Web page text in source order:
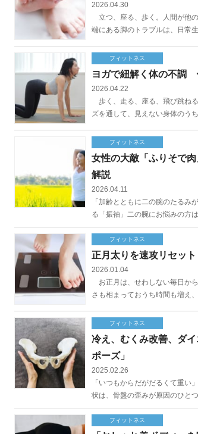
2026.04.30
立つ、座る、歩く。人間が他
端にある脚のトラブルは、日常
フィットネス
ヨガで紐解く体の不調
2026.04.22
歩く、走る、座る、飛び跳ね
ズを通して、見えない身体のう
フィットネス
女性の大敵「ふりそで
解説
2026.04.11
「加齢とともに二の腕のたるみ
る「振袖」二の腕にお悩みの方
フィットネス
正月太りを速攻リセッ
2026.01.04
お正月は、せわしない毎日か
さも相まっておうち時間も増え
フィットネス
冷え、むくみ改善、ダ
ポーズ」
2025.02.26
「いつもからだがだるくて重い
状は、骨盤の歪みが原因のひと
フィットネス